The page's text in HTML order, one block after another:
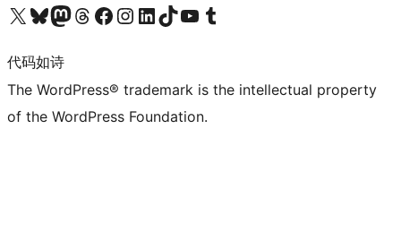
关注我们的 X（原 Twitter）账号访问我们的 Bluesky 账号关注我们的 Mastodon 账号访问我们的 Threads 账号 访问我们的 Facebook 公共主页关注我们的 Instagram 账号 关注我们的 LinkedIn 主页访问我们的 TikTok 账号访问我们的 YouTube 频道 访问我们的 Tumblr 账号
代码如诗
The WordPress® trademark is the intellectual property
of the WordPress Foundation.